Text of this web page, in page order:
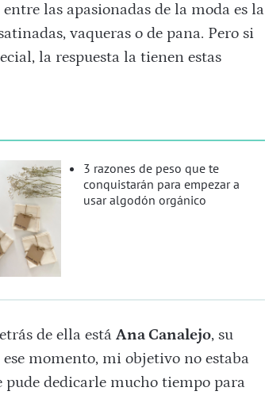
las apasionadas de la moda es la
vaqueras o de pana. Pero si
la respuesta la tienen estas
3 razones de peso que te
conquistarán para empezar a
usar algodón orgánico
de ella está Ana Canalejo, su
momento, mi objetivo no estaba
dedicarle mucho tiempo para